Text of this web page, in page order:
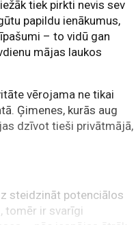
tiek pirkti nevis sev
papildu ienākumus,
– to vidū gan
mājas laukos
vērojama ne tikai
Ģimenes, kurās aug
dzīvot tieši privātmājā,
steidzināt potenciālos
tomēr ir svarīgi